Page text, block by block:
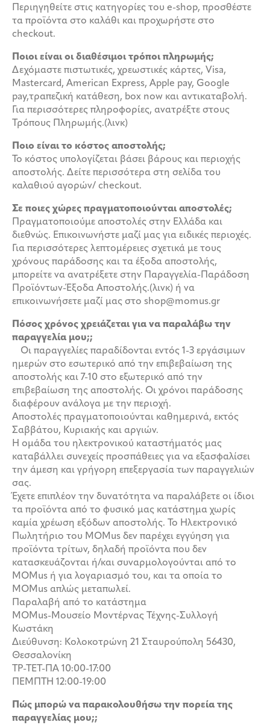
Περιηγηθείτε στις κατηγορίες του e-shop, προσθέστε
τα προϊόντα στο καλάθι και προχωρήστε στο
checkout.
Ποιοι είναι οι διαθέσιμοι τρόποι πληρωμής;
Δεχόμαστε πιστωτικές, χρεωστικές κάρτες, Visa,
Mastercard, American Express, Apple pay, Google
pay,τραπεζική κατάθεση, box now και αντικαταβολή.
Για περισσότερες πληροφορίες, ανατρέξτε στους
Τρόπους Πληρωμής.(λινκ)
Ποιο είναι το κόστος αποστολής;
Το κόστος υπολογίζεται βάσει βάρους και περιοχής
αποστολής. Δείτε περισσότερα στη σελίδα του
καλαθιού αγορών/ checkout.
Σε ποιες χώρες πραγματοποιούνται αποστολές;
Πραγματοποιούμε αποστολές στην Ελλάδα και
διεθνώς. Επικοινωνήστε μαζί μας για ειδικές περιοχές.
Για περισσότερες λεπτομέρειες σχετικά με τους
χρόνους παράδοσης και τα έξοδα αποστολής,
μπορείτε να ανατρέξετε στην Παραγγελία-Παράδοση
Προϊόντων-Έξοδα Αποστολής.(λινκ) ή να
επικοινωνήσετε μαζί μας στο shop@momus.gr
Πόσος χρόνος χρειάζεται για να παραλάβω την
παραγγελία μου;;
Οι παραγγελίες παραδίδονται εντός 1-3 εργάσιμων
ημερών στο εσωτερικό από την επιβεβαίωση της
αποστολής και 7-10 στο εξωτερικό από την
επιβεβαίωση της αποστολής. Οι χρόνοι παράδοσης
διαφέρουν ανάλογα με την περιοχή.
Αποστολές πραγματοποιούνται καθημερινά, εκτός
Σαββάτου, Κυριακής και αργιών.
Η ομάδα του ηλεκτρονικού καταστήματός μας
καταβάλλει συνεχείς προσπάθειες για να εξασφαλίσει
την άμεση και γρήγορη επεξεργασία των παραγγελιών
σας.
Έχετε επιπλέον την δυνατότητα να παραλάβετε οι ίδιοι
τα προϊόντα από το φυσικό μας κατάστημα χωρίς
καμία χρέωση εξόδων αποστολής. Το Ηλεκτρονικό
Πωλητήριο του MOMus δεν παρέχει εγγύηση για
προϊόντα τρίτων, δηλαδή προϊόντα που δεν
κατασκευάζονται ή/και συναρμολογούνται από το
MOMus ή για λογαριασμό του, και τα οποία το
MOMus απλώς μεταπωλεί.
Παραλαβή από το κατάστημα
MOMus-Μουσείο Μοντέρνας Τέχνης-Συλλογή
Κωστάκη
Διεύθυνση: Κολοκοτρώνη 21 Σταυρούπολη 56430,
Θεσσαλονίκη
ΤΡ-ΤΕΤ-ΠΑ 10:00-17:00
ΠΕΜΠΤΗ 12:00-19:00
Πώς μπορώ να παρακολουθήσω την πορεία της
παραγγελίας μου;;